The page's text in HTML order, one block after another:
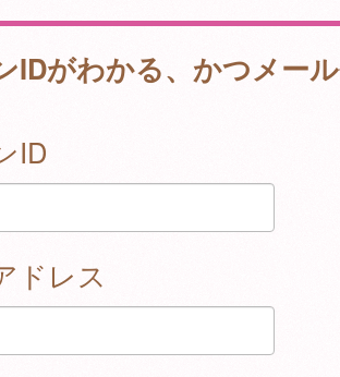
IDがわかる、かつメー
ID
ドレス